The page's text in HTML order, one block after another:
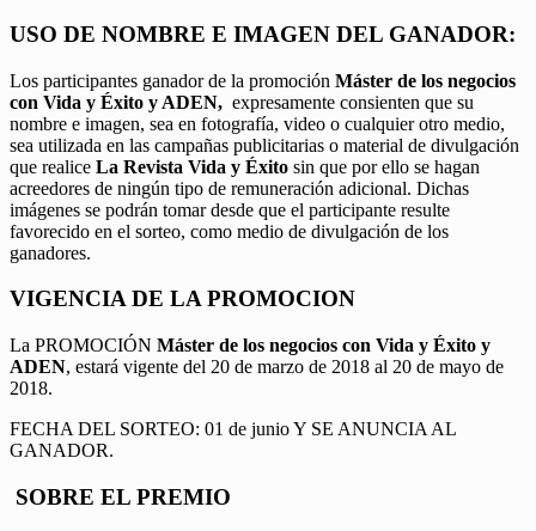
USO DE NOMBRE E IMAGEN DEL GANADOR:
Los participantes ganador de la promoción Máster de los negocios
con Vida y Éxito y ADEN, expresamente consienten que su
nombre e imagen, sea en fotografía, video o cualquier otro medio,
sea utilizada en las campañas publicitarias o material de divulgación
que realice La Revista Vida y Éxito sin que por ello se hagan
acreedores de ningún tipo de remuneración adicional. Dichas
imágenes se podrán tomar desde que el participante resulte
favorecido en el sorteo, como medio de divulgación de los
ganadores.
VIGENCIA DE LA PROMOCION
La PROMOCIÓN Máster de los negocios con Vida y Éxito y
ADEN, estará vigente del 20 de marzo de 2018 al 20 de mayo de
2018.
FECHA DEL SORTEO: 01 de junio Y SE ANUNCIA AL
GANADOR.
SOBRE EL PREMIO